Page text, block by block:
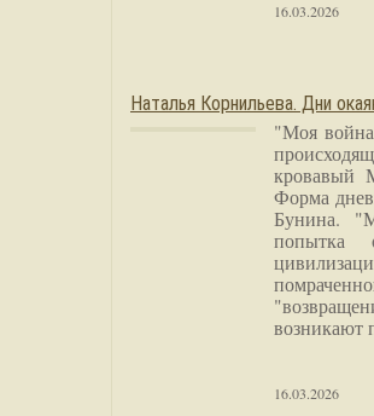
16.03.2026
Наталья Корнильева. Дни
"Моя
кровавый
Форма
Бунина.
попытка
возникают
16.03.2026